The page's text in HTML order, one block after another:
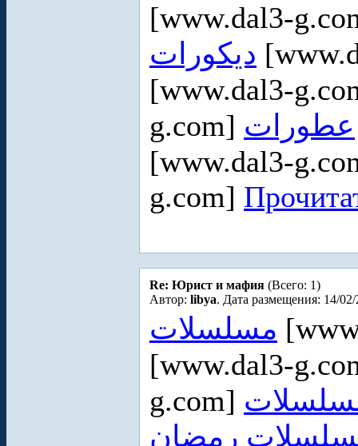
[www.dal3-
ديكورات
[www.dal3-
g.com] عطورات
[www.dal3-
g.com]
Re: Юрист и мафия (Всего: 1)
Автор: libya. Дата размещения: 14/02/
مسلسلات
[www.dal3-
g.com]
رمضان